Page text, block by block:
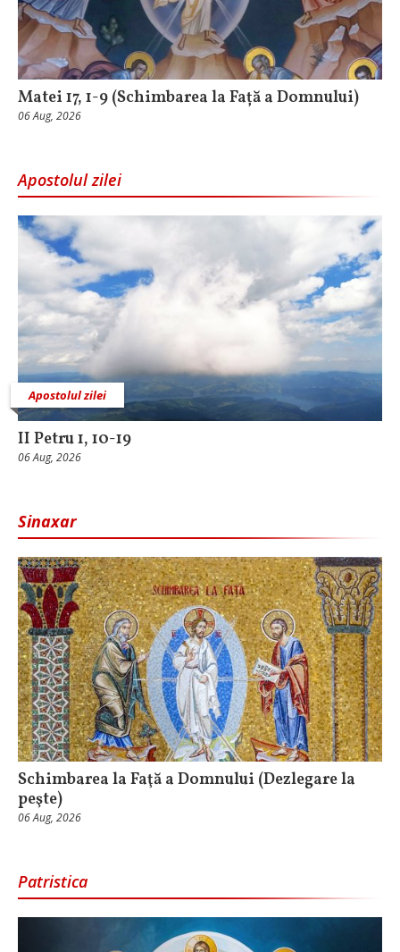
Matei 17, 1-9 (Schimbarea la Față a Domnului)
06 Aug, 2026
Apostolul zilei
Apostolul zilei
II Petru 1, 10-19
06 Aug, 2026
Sinaxar
Schimbarea la Faţă a Domnului (Dezlegare la
peşte)
06 Aug, 2026
Patristica